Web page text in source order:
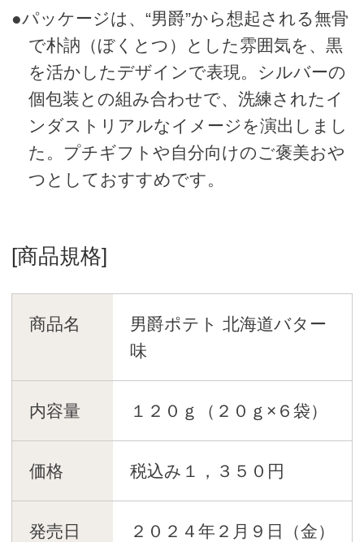
●パッケージは、“男爵”から想起される無骨
で朴訥（ぼくとつ）とした雰囲気を、黒
を活かしたデザインで表現。シルバーの
個包装との組み合わせで、洗練されたイ
ンダストリアルなイメージを演出しまし
た。プチギフトや自分向けのご褒美おや
つとしておすすめです。
[商品規格]
商品名
男爵ポテト 北海道バター
味
内容量 １２０ｇ（２０ｇ×６袋）
価格 税込み１，３５０円
発売日
２０２４年２月９日（金）